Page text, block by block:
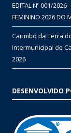
EDITAL Nº 001/2026
FEMININO 2026 DO
Carimbó da Terra
Intermunicipal de
2026
DESENVOLVIDO